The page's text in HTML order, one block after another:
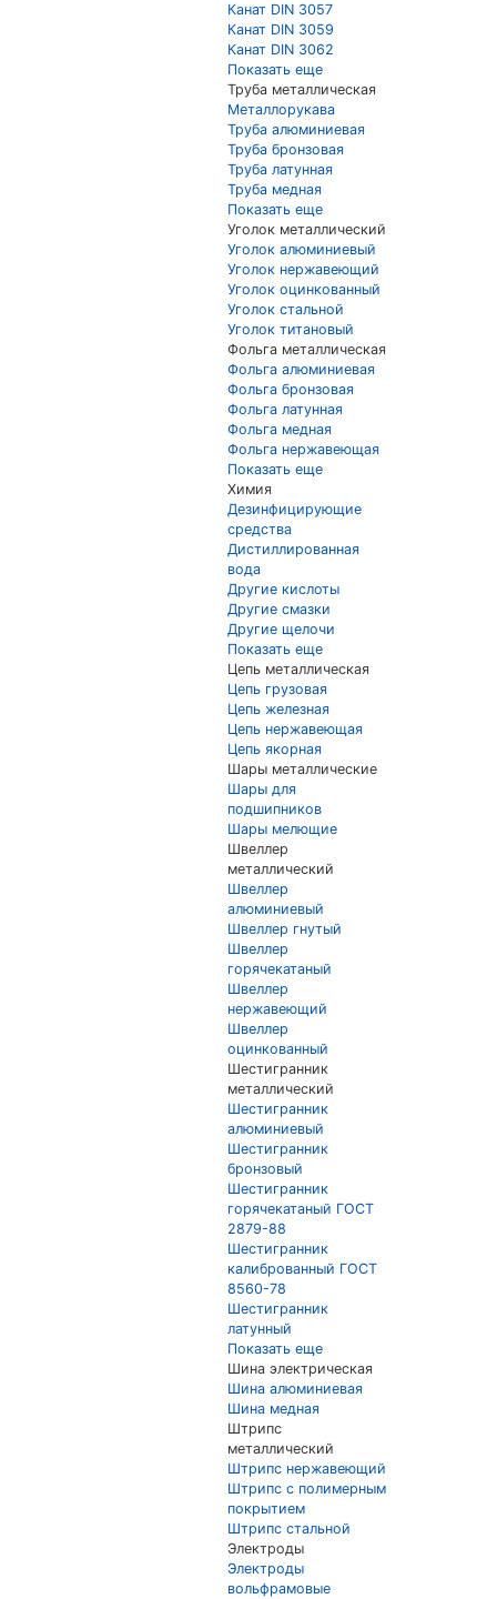
Канат DIN 3057
Канат DIN 3059
Канат DIN 3062
Показать еще
Труба металлическая
Металлорукава
Труба алюминиевая
Труба бронзовая
Труба латунная
Труба медная
Показать еще
Уголок металлический
Уголок алюминиевый
Уголок нержавеющий
Уголок оцинкованный
Уголок стальной
Уголок титановый
Фольга металлическая
Фольга алюминиевая
Фольга бронзовая
Фольга латунная
Фольга медная
Фольга нержавеющая
Показать еще
Химия
Дезинфицирующие
средства
Дистиллированная
вода
Другие кислоты
Другие смазки
Другие щелочи
Показать еще
Цепь металлическая
Цепь грузовая
Цепь железная
Цепь нержавеющая
Цепь якорная
Шары металлические
Шары для
подшипников
Шары мелющие
Швеллер
металлический
Швеллер
алюминиевый
Швеллер гнутый
Швеллер
горячекатаный
Швеллер
нержавеющий
Швеллер
оцинкованный
Шестигранник
металлический
Шестигранник
алюминиевый
Шестигранник
бронзовый
Шестигранник
горячекатаный ГОСТ
2879-88
Шестигранник
калиброванный ГОСТ
8560-78
Шестигранник
латунный
Показать еще
Шина электрическая
Шина алюминиевая
Шина медная
Штрипс
металлический
Штрипс нержавеющий
Штрипс с полимерным
покрытием
Штрипс стальной
Электроды
Электроды
вольфрамовые